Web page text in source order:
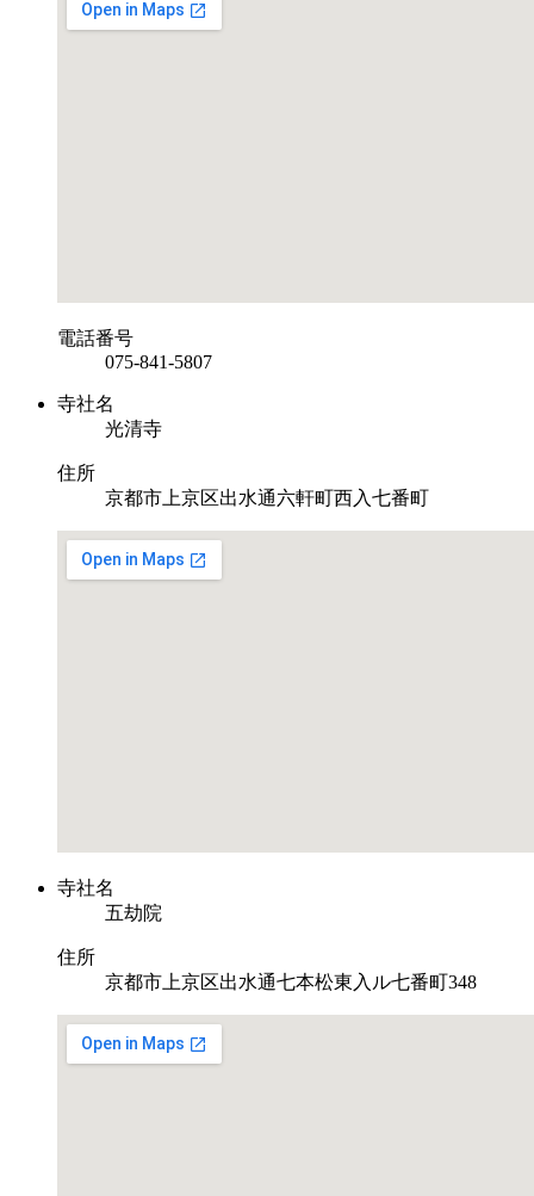
電話番号
075-841-5807
寺社名
光清寺
住所
京都市上京区出水通六軒町西入七番町
寺社名
五劫院
住所
京都市上京区出水通七本松東入ル七番町348